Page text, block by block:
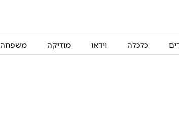
כלכלה וידאו מוזיקה משפחה